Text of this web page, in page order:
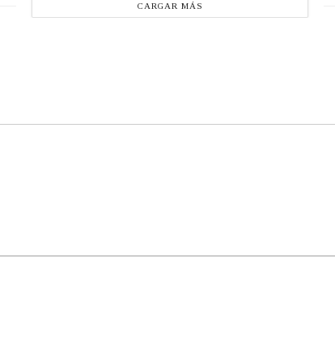
CARGAR MÁS